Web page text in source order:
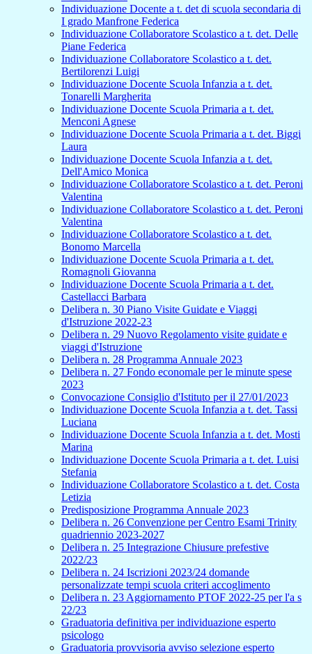
Individuazione Docente a t. det di scuola secondaria di
I grado Manfrone Federica
Individuazione Collaboratore Scolastico a t. det. Delle
Piane Federica
Individuazione Collaboratore Scolastico a t. det.
Bertilorenzi Luigi
Individuazione Docente Scuola Infanzia a t. det.
Tonarelli Margherita
Individuazione Docente Scuola Primaria a t. det.
Menconi Agnese
Individuazione Docente Scuola Primaria a t. det. Biggi
Laura
Individuazione Docente Scuola Infanzia a t. det.
Dell'Amico Monica
Individuazione Collaboratore Scolastico a t. det. Peroni
Valentina
Individuazione Collaboratore Scolastico a t. det. Peroni
Valentina
Individuazione Collaboratore Scolastico a t. det.
Bonomo Marcella
Individuazione Docente Scuola Primaria a t. det.
Romagnoli Giovanna
Individuazione Docente Scuola Primaria a t. det.
Castellacci Barbara
Delibera n. 30 Piano Visite Guidate e Viaggi
d'Istruzione 2022-23
Delibera n. 29 Nuovo Regolamento visite guidate e
viaggi d'Istruzione
Delibera n. 28 Programma Annuale 2023
Delibera n. 27 Fondo economale per le minute spese
2023
Convocazione Consiglio d'Istituto per il 27/01/2023
Individuazione Docente Scuola Infanzia a t. det. Tassi
Luciana
Individuazione Docente Scuola Infanzia a t. det. Mosti
Marina
Individuazione Docente Scuola Primaria a t. det. Luisi
Stefania
Individuazione Collaboratore Scolastico a t. det. Costa
Letizia
Predisposizione Programma Annuale 2023
Delibera n. 26 Convenzione per Centro Esami Trinity
quadriennio 2023-2027
Delibera n. 25 Integrazione Chiusure prefestive
2022/23
Delibera n. 24 Iscrizioni 2023/24 domande
personalizzate tempi scuola criteri accoglimento
Delibera n. 23 Aggiornamento PTOF 2022-25 per l'a s
22/23
Graduatoria definitiva per individuazione esperto
psicologo
Graduatoria provvisoria avviso selezione esperto